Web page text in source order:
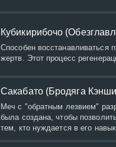
Кубикирибочо
Способен восстанавливаться
жертв. Этот процесс
Сакабато (Бродяга
Меч с "обратным лезвием"
была создана, чтобы
тем, кто нуждается в его